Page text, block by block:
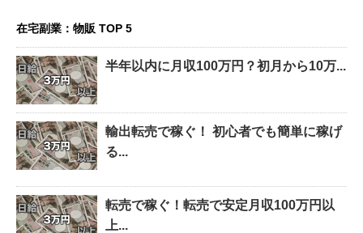
在宅副業：物販 TOP 5
半年以内に月収100万円？初月から10万...
輸出転売で稼ぐ！ 初心者でも簡単に稼げ
る...
転売で稼ぐ！転売で安定月収100万円以
上...